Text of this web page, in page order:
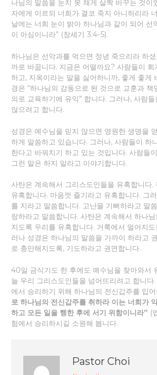
나님의 말씀을 눈치 못 채게 살짝 바꾸는 것이
자에게 이르되 너희가 결코 죽지 아니하리라
날에는 너희 눈이 밝아 하나님과 같이 되어 선
이 아심이니라” (창세기 3:4-5).
하나님은 선악과를 먹으면 정녕 죽으리라 하
까로 바꿉니다. 지금은 어떨까요? 사람들이 회
하고, 지옥이라는 말을 싫어하니까, 좋게 좋게
경은 “하나님의 감동으로 된 것으로 교훈과 책
의로 교육하기에 유익” 합니다. 그러나, 사람
않으려고 합니다.
성경은 예수님을 믿지 않으면 영원한 생명을
하게 말씀하고 있습니다. 그러나, 사람들이 하
한다고 바꿔치기 하고 있는 것입니다. 사람들
그런 말은 하지 말라고 이야기합니다.
사탄은 계속해서 그리스도인들을 유혹합니다.
유혹합니다. 마음껏 즐기라고 유혹합니다. 그
를 지라고 말씀합니다. 고난을 기뻐하라고 말
랑하라고 말씀합니다. 사탄은 계속해서 하나
지도록 우리를 유혹합니다. 거룩에서 멀어지
러나 성경은 하나님의 말씀을 가까이 하라고
로 충만해지도록, 기도하라고 권면합니다.
40일 금식기도 한 후에도 예수님을 찾아와서
늘 우리 그리스도인들을 넘어뜨리려고 합니다
에서 승리하기 위해 하나님의 전신갑주를 입
로 하나님의 전신갑주를 취하라 이는 너희가
하고 모든 일을 행한 후에 서기 위함이니라” (
험에서 승리하시길 소원해 봅니다.
Pastor Choi